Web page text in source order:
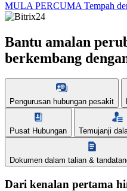
MULA PERCUMA Tempah
Bantu amalan
berkembang
Pengurusan hubungan pesakit
Pusat Hubungan Temujanji
Dokumen dalam talian &
Dari kenalan pertama